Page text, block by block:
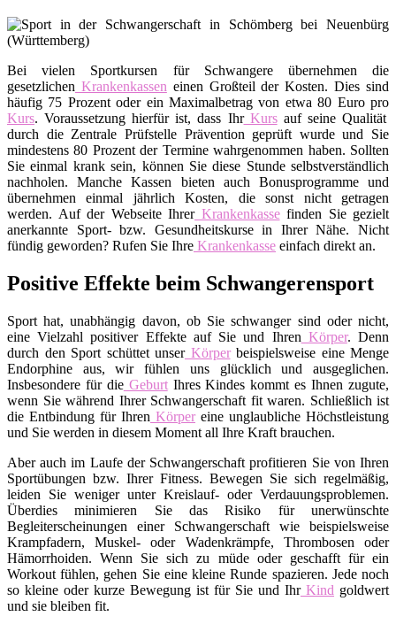
Bei vielen Sportkursen für Schwangere übernehmen die
gesetzlichen Krankenkassen einen Großteil der Kosten. Dies sind
häufig 75 Prozent oder ein Maximalbetrag von etwa 80 Euro pro
Kurs. Voraussetzung hierfür ist, dass IhrKursauf seine Qualität
durch die Zentrale Prüfstelle Prävention geprüft wurde und Sie
mindestens 80 Prozent der Termine wahrgenommen haben. Sollten
Sie einmal krank sein, können Sie diese Stunde selbstverständlich
nachholen. Manche Kassen bieten auch Bonusprogramme und
übernehmen einmal jährlich Kosten, die sonst nicht getragen
werden. Auf der Webseite IhrerKrankenkassefinden Sie gezielt
anerkannte Sport- bzw. Gesundheitskurse in Ihrer Nähe. Nicht
fündig geworden? Rufen Sie Ihre Krankenkasse einfach direkt an.
Positive Effekte beim Schwangerensport
Sport hat, unabhängig davon, ob Sie schwanger sind oder nicht,
eine Vielzahl positiver Effekte auf Sie und Ihren Körper. Denn
durch den Sport schüttet unserKörperbeispielsweise eine Menge
Endorphine aus, wir fühlen uns glücklich und ausgeglichen.
Insbesondere für dieGeburtIhres Kindes kommt es Ihnen zugute,
wenn Sie während Ihrer Schwangerschaft fit waren. Schließlich ist
die Entbindung für Ihren Körpereine unglaubliche Höchstleistung
und Sie werden in diesem Moment all Ihre Kraft brauchen.
Aber auch im Laufe der Schwangerschaft profitieren Sie von Ihren
Sportübungen bzw. Ihrer Fitness. Bewegen Sie sich regelmäßig,
leiden Sie weniger unter Kreislauf- oder Verdauungsproblemen.
Überdies minimieren Sie das Risiko für unerwünschte
Begleiterscheinungen einer Schwangerschaft wie beispielsweise
Krampfadern, Muskel- oder Wadenkrämpfe, Thrombosen oder
Hämorrhoiden. Wenn Sie sich zu müde oder geschafft für ein
Workout fühlen, gehen Sie eine kleine Runde spazieren. Jede noch
so kleine oder kurze Bewegung ist für Sie und IhrKind goldwert
und sie bleiben fit.